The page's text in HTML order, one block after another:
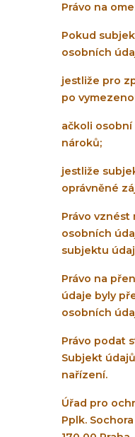
Právo na
Pokud
osobních
jestliže pro
po
ačkoli
nároků;
jestliže
oprávněné
Právo
osobních
subjektu
Právo na
údaje byly
osobních
Právo podat
Subjekt
nařízení.
Úřad pro
Pplk.